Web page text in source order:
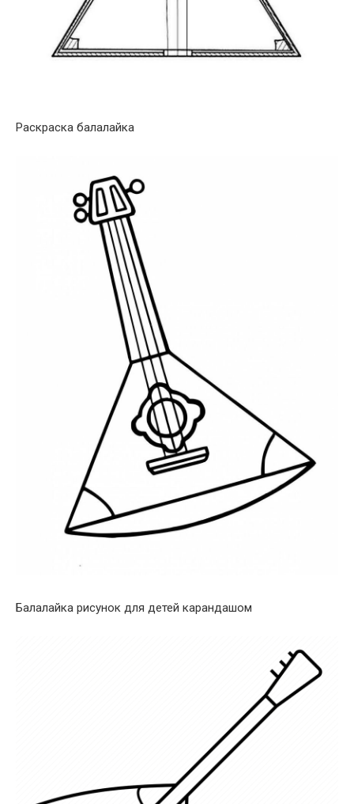
Раскраска балалайка
Балалайка рисунок для детей карандашом